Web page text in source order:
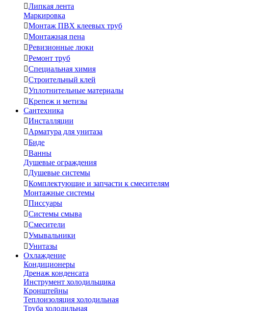
Липкая лента
Маркировка
Монтаж ПВХ клеевых труб
Монтажная пена
Ревизионные люки
Ремонт труб
Специальная химия
Строительный клей
Уплотнительные материалы
Крепеж и метизы
Сантехника
Инсталляции
Арматура для унитаза
Биде
Ванны
Душевые ограждения
Душевые системы
Комплектующие и запчасти к смесителям
Монтажные системы
Писсуары
Системы смыва
Смесители
Умывальники
Унитазы
Охлаждение
Кондиционеры
Дренаж конденсата
Инструмент холодильщика
Кронштейны
Теплоизоляция холодильная
Труба холодильная